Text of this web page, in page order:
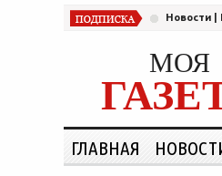
Новости
МОЯ
ГЛАВНАЯ